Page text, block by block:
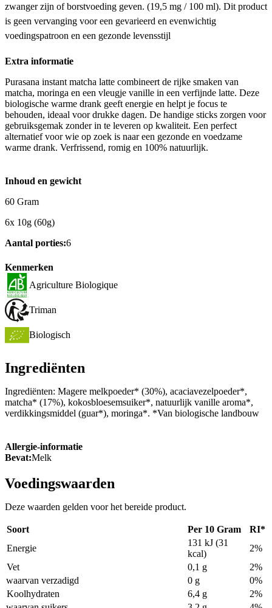
zwanger zijn of borstvoeding geven. (19,5 mg / 100 ml). Dit product
is geen vervanging voor een gevarieerd en evenwichtig
voedingspatroon en een gezonde levensstijl
Extra informatie
Purasana instant matcha latte combineert de rijke smaken van
matcha, moringa en een vleugje vanille in een verfijnde latte. Deze
biologische warme drank geeft energie en helpt je focus te
behouden, ideaal voor drukke dagen. De handige sticks zorgen voor
gebruiksgemak zonder in te leveren op kwaliteit. Een perfect
alternatief voor wie op zoek is naar een gezonde en voedzame
warme drank. Verfrissend, romig en 100% natuurlijk.
Inhoud en gewicht
60 Gram
6x 10g (60g)
Aantal porties:6
Kenmerken
Agriculture Biologique
Triman
Biologisch
Ingrediënten
Ingrediënten: Magere melkpoeder* (30%), acaciavezelpoeder*,
matcha* (17%), kokosbloesemsuiker*, natuurlijk vanille aroma*,
verdikkingsmiddel (guar*), moringa*. *Van biologische landbouw
Allergie-informatie
Bevat:Melk
Voedingswaarden
Deze waarden gelden voor het bereide product.
Soort Per 10 Gram
RI*
Energie
131 kJ (31
kcal)
2%
Vet
0,1 g
2%
waarvan verzadigd
0 g
0%
Koolhydraten
6,4 g
2%